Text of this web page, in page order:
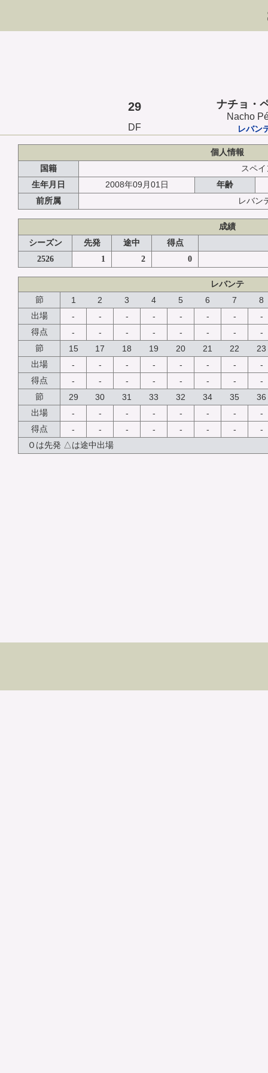
29 ナチョ・
Nacho
DF
レバン
個人情報
国籍
スペイ
生年月日
2008年09月01日
年齢
前所属
レバン
成績
シーズン
先発 途中
得点
2526
1 2 0
レバンテ
節
1 2 3 4 5 6 7 8
出場 - - - - - - - -
得点 - - - - - - - -
節 15 17 18 19 20 21 22 23
出場 - - - - - - - -
得点 - - - - - - - -
節 29 30 31 33 32 34 35 36
出場 - - - - - - - -
得点 - - - - - - -
-
Ｏは先発 △は途中出場